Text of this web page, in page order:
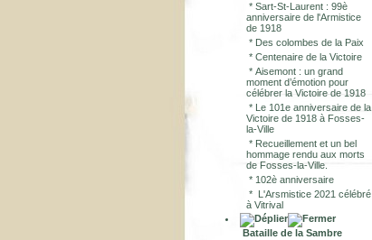
* Sart-St-Laurent : 99è
anniversaire de l'Armistice
de 1918
* Des colombes de la Paix
* Centenaire de la Victoire
* Aisemont : un grand
moment d’émotion pour
célébrer la Victoire de 1918
* Le 101e anniversaire de la
Victoire de 1918 à Fosses-
la-Ville
* Recueillement et un bel
hommage rendu aux morts
de Fosses-la-Ville.
* 102è anniversaire
* L'Arsmistice 2021 célébré
à Vitrival
Bataille de la Sambre